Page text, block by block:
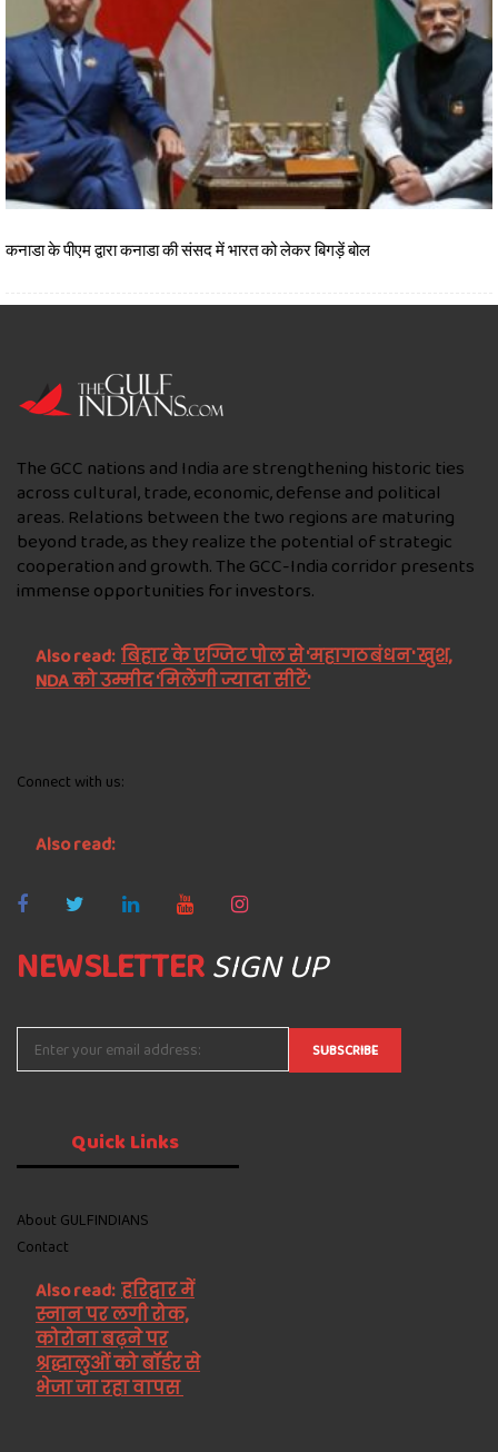
कनाडा के पीएम द्वारा कनाडा की संसद में भारत को लेकर बिगड़ें बोल
The GCC nations and India are strengthening historic ties
across cultural, trade, economic, defense and political
areas. Relations between the two regions are maturing
beyond trade, as they realize the potential of strategic
cooperation and growth. The GCC-India corridor presents
immense opportunities for investors.
Also read: बिहार के एग्जिट पोल से 'महागठबंधन' खुश,
NDA को उम्मीद 'मिलेंगी ज्यादा सीटें'
Connect with us:
Also read:
NEWSLETTERSIGN UP
QuickLinks
About GULFINDIANS
Contact
Also read: हरिद्वार में
स्नान पर लगी रोक,
कोरोना बढ़ने पर
श्रद्धालुओं को बॉर्डर से
भेजा जा रहा वापस